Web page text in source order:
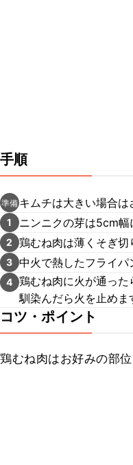
手順
準備 キムチは大きい場合は
1 ニンニクの芽は5cm幅
2 鶏むね肉は薄くそぎ切
3 中火で熱したフライパ
4 鶏むね肉に火が通っ
馴染んだら火を止めま
コツ・ポイント
鶏むね肉はお好みの部